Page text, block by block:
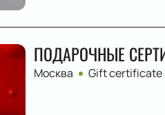
ПОДАРОЧНЫЕ
Москва Gift certificate